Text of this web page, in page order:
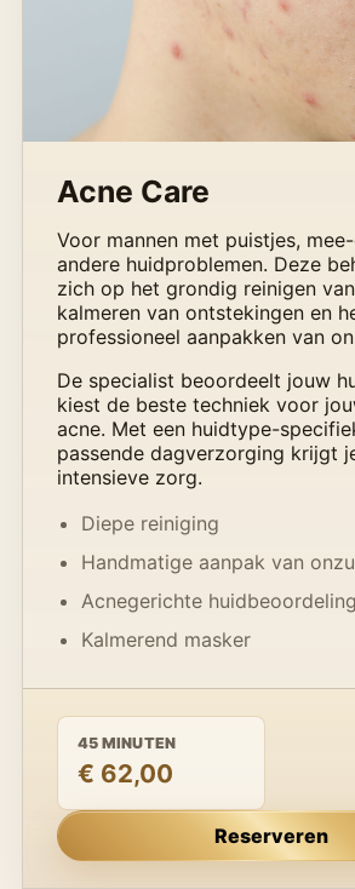
Acne Care
Voor mannen met puistjes,
andere huidproblemen. Deze
zich op het grondig reinigen
kalmeren van ontstekingen en
professioneel aanpakken van
De specialist beoordeelt jouw
kiest de beste techniek voor
acne. Met een huidtype-
passende dagverzorging krijgt
intensieve zorg.
Diepe reiniging
Handmatige aanpak van
Acnegerichte huidbeoordeling
Kalmerend masker
45 MINUTEN
€ 62,00
Reserveren